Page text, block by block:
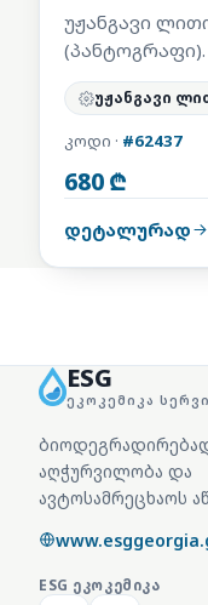
უჟანგავი
(პანტოგრაფი).
უჟანგავი
კოდი · #62437
680 ₾
დეტალურად
ESG
ᲔᲙᲝᲙᲔᲛᲘᲙᲐ
აღჭურვილობა და
ავტოსამრეცხაოს
ESG ᲔᲙᲝᲙᲔᲛᲘᲙᲐ